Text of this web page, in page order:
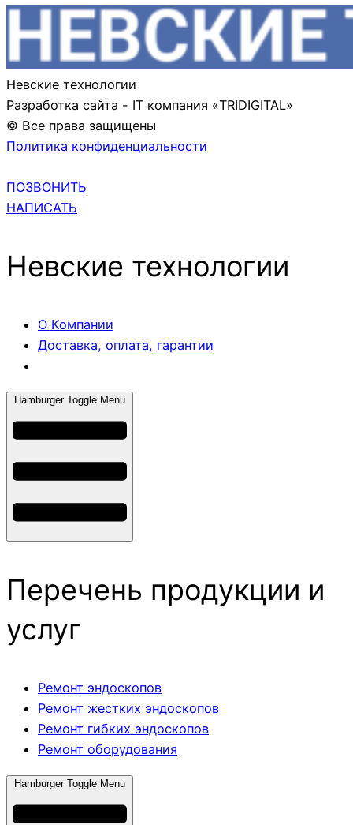
Невские технологии
Разработка сайта - IT компания «TRIDIGITAL»
© Все права защищены
Политика конфиденциальности
ПОЗВОНИТЬ
НАПИСАТЬ
Невские технологии
О Компании
Доставка, оплата, гарантии
Hamburger Toggle Menu
Перечень продукции и
услуг
Ремонт эндоскопов
Ремонт жестких эндоскопов
Ремонт гибких эндоскопов
Ремонт оборудования
Hamburger Toggle Menu